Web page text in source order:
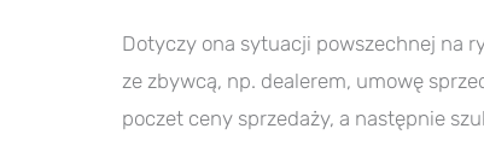
Dotyczy ona sytuacji powszechnej na
ze zbywcą, np. dealerem, umowę
poczet ceny sprzedaży, a następnie